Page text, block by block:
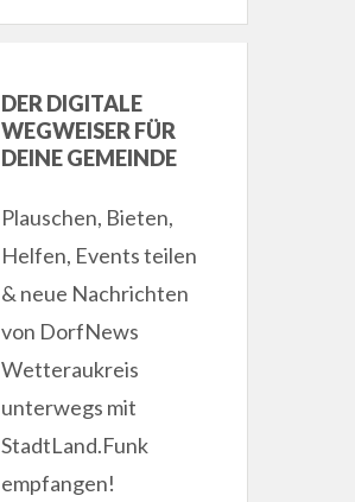
DER DIGITALE
WEGWEISER FÜR
DEINE GEMEINDE
Plauschen, Bieten,
Helfen, Events teilen
& neue Nachrichten
von DorfNews
Wetteraukreis
unterwegs mit
StadtLand.Funk
empfangen!